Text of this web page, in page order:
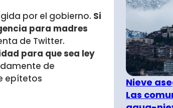
por el gobierno. Si
para madres
de Twitter.
para que sea ley
de
epítetos
Nieve
Las